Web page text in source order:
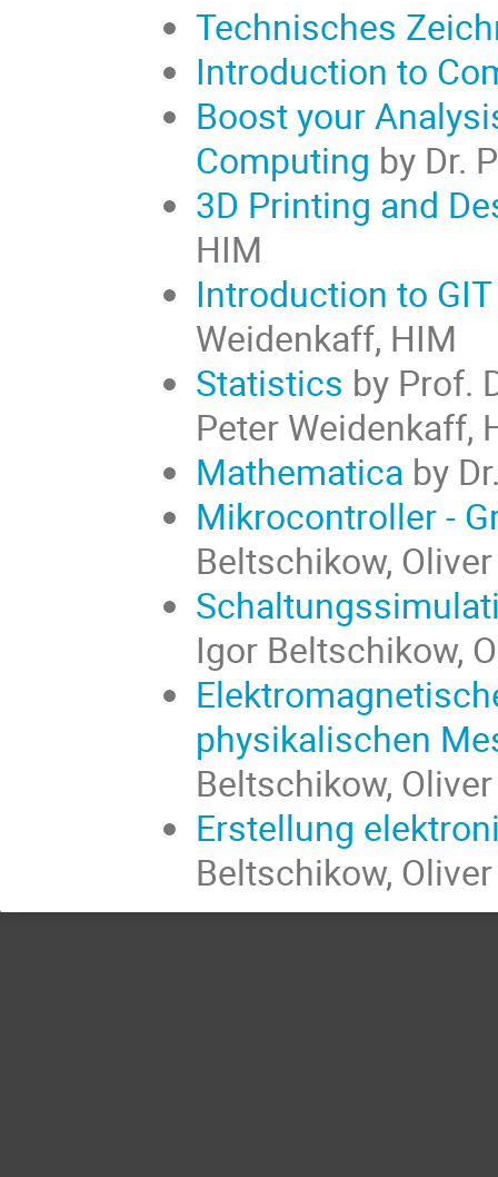
Technisches
Introduction to
Boost your
Computing by Dr.
3D Printing and
HIM
Introduction to
Weidenkaff, HIM
Statistics by Prof.
Peter Weidenkaff,
Mathematica by
Mikrocontroller -
Beltschikow,
Igor Beltschikow,
physikalischen
Beltschikow,
Erstellung
Beltschikow,